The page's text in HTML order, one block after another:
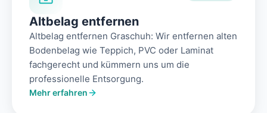
Altbelag entfernen
Altbelag entfernen Graschuh: Wir entfernen alten
Bodenbelag wie Teppich, PVC oder Laminat
fachgerecht und kümmern uns um die
professionelle Entsorgung.
Mehr erfahren